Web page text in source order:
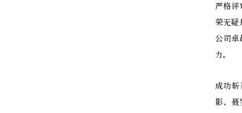
严格评
荣无疑
公司卓
力。
成功
影、聂